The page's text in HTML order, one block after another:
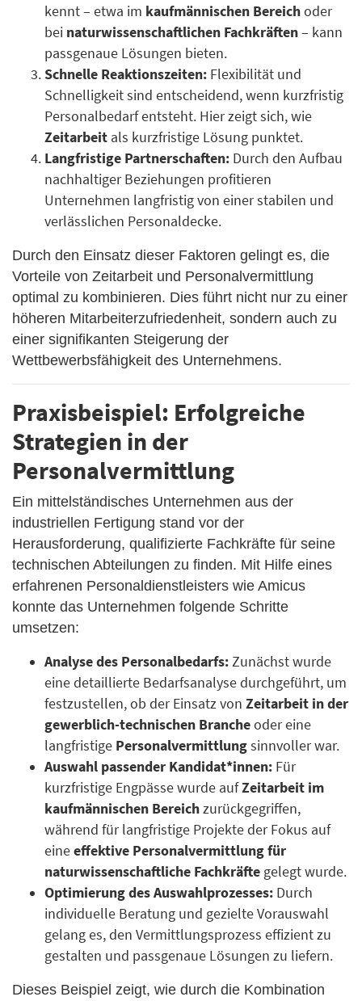
kennt – etwa im kaufmännischen Bereichoder
bei naturwissenschaftlichen Fachkräften– kann
passgenaue Lösungen bieten.
Schnelle Reaktionszeiten: Flexibilität und
Schnelligkeit sind entscheidend, wenn kurzfristig
Personalbedarf entsteht. Hier zeigt sich, wie
Zeitarbeit als kurzfristige Lösung punktet.
Langfristige Partnerschaften: Durch den Aufbau
nachhaltiger Beziehungen profitieren
Unternehmen langfristig von einer stabilen und
verlässlichen Personaldecke.
Durch den Einsatz dieser Faktoren gelingt es, die
Vorteile von Zeitarbeit und Personalvermittlung
optimal zu kombinieren. Dies führt nicht nur zu einer
höheren Mitarbeiterzufriedenheit, sondern auch zu
einer signifikanten Steigerung der
Wettbewerbsfähigkeit des Unternehmens.
Praxisbeispiel: Erfolgreiche
Strategien in der
Personalvermittlung
Ein mittelständisches Unternehmen aus der
industriellen Fertigung stand vor der
Herausforderung, qualifizierte Fachkräfte für seine
technischen Abteilungen zu finden. Mit Hilfe eines
erfahrenen Personaldienstleisters wie Amicus
konnte das Unternehmen folgende Schritte
umsetzen:
Analyse des Personalbedarfs:Zunächst wurde
eine detaillierte Bedarfsanalyse durchgeführt, um
festzustellen, ob der Einsatz von Zeitarbeit in der
gewerblich-technischen Brancheoder eine
langfristige Personalvermittlungsinnvoller war.
Auswahl passender Kandidat*innen: Für
kurzfristige Engpässe wurde aufZeitarbeit im
kaufmännischen Bereichzurückgegriffen,
während für langfristige Projekte der Fokus auf
eineeffektive Personalvermittlung für
naturwissenschaftliche Fachkräfte gelegt wurde.
Optimierung des Auswahlprozesses: Durch
individuelle Beratung und gezielte Vorauswahl
gelang es, den Vermittlungsprozess effizient zu
gestalten und passgenaue Lösungen zu liefern.
Dieses Beispiel zeigt, wie durch die Kombination